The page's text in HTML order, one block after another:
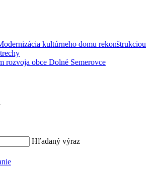
kultúrneho domu rekonštrukciou
rozvoja obce Dolné Semerovce
Hľadaný výraz